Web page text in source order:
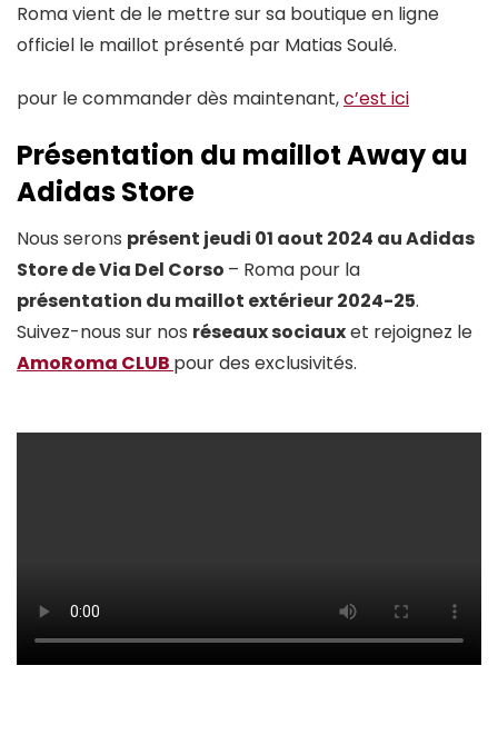
Roma vient de le mettre sur sa boutique en ligne
officiel le maillot présenté par Matias Soulé.
pour le commander dès maintenant,c’est ici
Présentation du maillot Away au
Adidas Store
Nous serons présent jeudi 01 aout 2024 au Adidas
Store de Via Del Corso – Roma pour la
présentation du maillot extérieur 2024-25.
Suivez-nous sur nos réseaux sociauxet rejoignez le
AmoRoma CLUB pour des exclusivités.